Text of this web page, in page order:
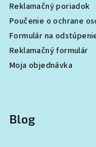
Reklamačný poriadok
Poučenie o ochrane
Formulár na
Reklamačný formulár
Moja objednávka
Blog